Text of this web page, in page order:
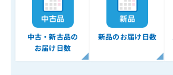
中古・新古品の
お届け日数
新品のお届け日数